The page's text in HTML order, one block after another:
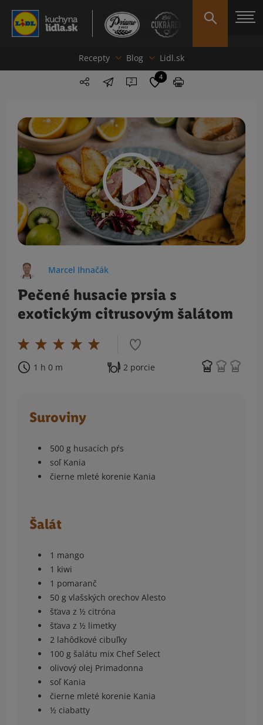
Recepty Blog Lidl.sk
2 4
Marcel Ihnačák
Pečené husacie prsia s
exotickým citrusovým šalátom
1 h 0 m 2 porcie
Suroviny
500 g husacích pŕs
soľ Kania
čierne mleté korenie Kania
Šalát
1 mango
1 kiwi
1 pomaranč
50 g vlašských orechov Alesto
šťava z ½ citróna
šťava z ½ limetky
2 lahôdkové cibuľky
100 g šalátu mix Chef Select
olivový olej Primadonna
soľ Kania
čierne mleté korenie Kania
½ ciabatty